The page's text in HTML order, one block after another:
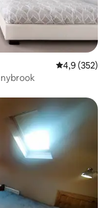
4,9 de uma
4,9 (352)